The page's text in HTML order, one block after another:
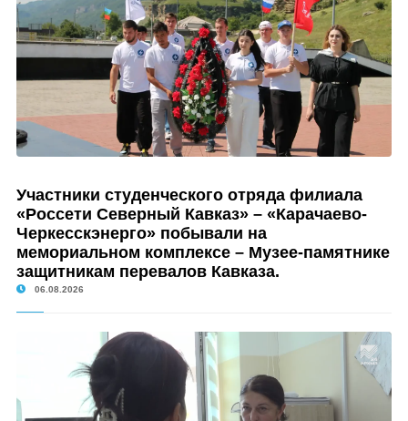
Участники студенческого отряда филиала
«Россети Северный Кавказ» – «Карачаево-
Черкесскэнерго» побывали на
мемориальном комплексе – Музее-памятнике
защитникам перевалов Кавказа.
06.08.2026